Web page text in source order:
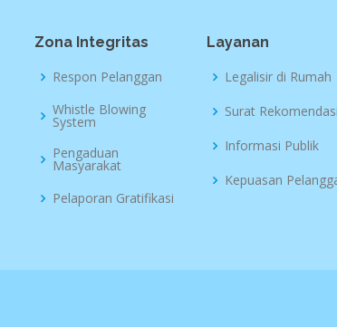
Zona Integritas
Respon Pelanggan
Whistle Blowing
System
Pengaduan
Masyarakat
Pelaporan Gratifikasi
Layanan
Legalisir di Rumah
Surat Rekomendasi
Informasi Publik
Kepuasan